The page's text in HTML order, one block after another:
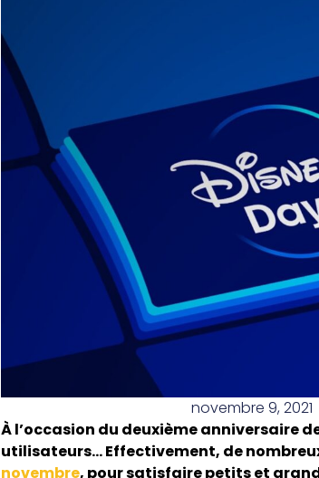
novembre 9, 2021
À l’occasion du deuxième anniversaire
utilisateurs… Effectivement, de
novembre, pour satisfaire petits et